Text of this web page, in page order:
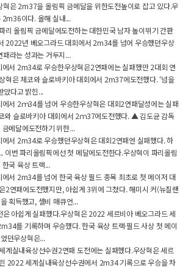
혁은 2m37을 올림픽 금메달을 위한도전높이로 잡고 있다.우
2m36이다. 올해 실내...
리 올림픽 금메달에도전하는 대한민국 남자 높이뛰기 간판
2022년 베오그라드 대회에서 2m34를 넘어 우승했던우상
라는 성과는 거두지...
서 2m34로 우승한우상혁은2연패에는 실패했만 2대회 연
혁은 체코와 슬로바키아 대회에서 2m37에도전했다. ‘넘을
았다고 밝힌...
서 2ｍ34를 넘어 우승한우상혁은 대회2연패달성에는 실패
와 슬로바키아 대회에서 2ｍ37에도전했다. ▲ 김도균 감독
메달에도전하기 위한...
서 2m34로 우승했던우상혁은 대회2연패엔 실패했다. 하
이번 파리올림픽에선 첫 메달에도전한다.우상혁이 파리올림
국 육상 트랙...
서 2m34를 넘어 한국 육상 필드 종목 최초로 첫 메이저 대
2연패에도전했지만, 아쉽게 3위에 그쳤다. 해미시 커(뉴질랜
획득했고, 셸비 매큐언...
아쉽게 실패했다.우상혁은 2022 세르비아 베오그라드 세
를 기록하며 우승했다. 한국 육상 트랙·필드 사상 첫 메이
던우상혁은...
계실내육상선수권2연패 도전에는 실패했다.우상혁은 세르
2022 세계실내육상선수권에서 2m34 기록으로 우승을 차